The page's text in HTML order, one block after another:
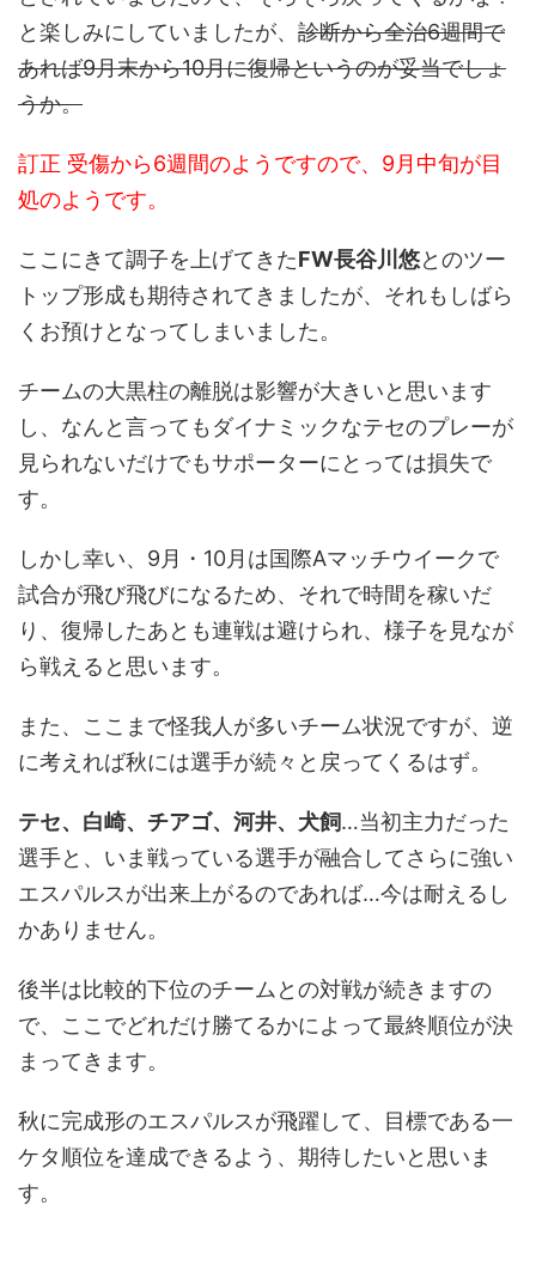
と楽しみにしていましたが、 診断から全治6週間で
あれば9月末から10月に復帰というのが妥当でしょ
うか。
訂正 受傷から6週間のようですので、9月中旬が目
処のようです。
ここにきて調子を上げてきたFW長谷川悠とのツー
トップ形成も期待されてきましたが、それもしばら
くお預けとなってしまいました。
チームの大黒柱の離脱は影響が大きいと思います
し、なんと言ってもダイナミックなテセのプレーが
見られないだけでもサポーターにとっては損失で
す。
しかし幸い、9月・10月は国際Aマッチウイークで
試合が飛び飛びになるため、それで時間を稼いだ
り、復帰したあとも連戦は避けられ、様子を見なが
ら戦えると思います。
また、ここまで怪我人が多いチーム状況ですが、逆
に考えれば秋には選手が続々と戻ってくるはず。
テセ、白崎、チアゴ、河井、犬飼…当初主力だった
選手と、いま戦っている選手が融合してさらに強い
エスパルスが出来上がるのであれば…今は耐えるし
かありません。
後半は比較的下位のチームとの対戦が続きますの
で、ここでどれだけ勝てるかによって最終順位が決
まってきます。
秋に完成形のエスパルスが飛躍して、目標である一
ケタ順位を達成できるよう、期待したいと思いま
す。